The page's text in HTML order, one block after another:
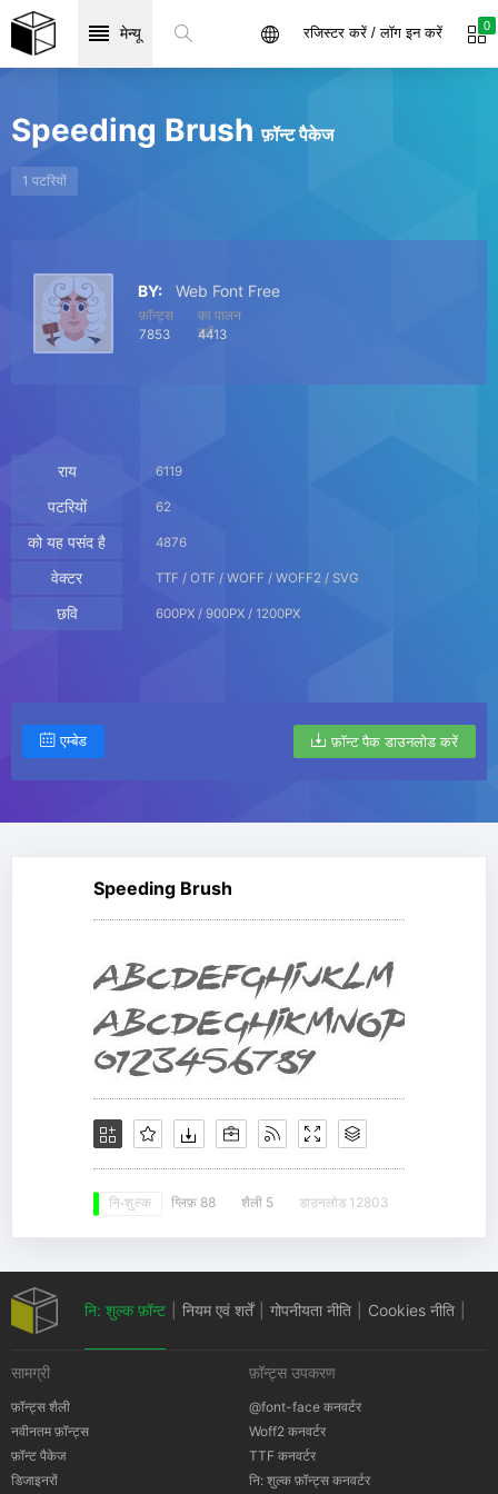
मेन्यू 0
रजिस्टर करें / लॉग इन करें
Speeding Brushफ़ॉन्ट पैकेज
1 पटरियों
BY: Web Font Free
फ़ॉन्ट्स
7853
का पालन
करें
4413
राय 6119
पटरियों 62
को यह पसंद है 4876
वेक्टर TTF / OTF / WOFF / WOFF2 / SVG
छवि 600PX / 900PX / 1200PX
एम्बेड फ़ॉन्ट पैक डाउनलोड करें
Speeding Brush
नि: शुल्क ग्लिफ़ 88 शैली 5 डाउनलोड 12803
नि: शुल्क फ़ॉन्ट नियम एवं शर्तें गोपनीयता नीति Cookies नीति
सामग्री
फ़ॉन्ट्स शैली
नवीनतम फ़ॉन्ट्स
फ़ॉन्ट पैकेज
डिजाइनरों
फ़ॉन्ट्स उपकरण
@font-face कनवर्टर
Woff2 कनवर्टर
TTF कनवर्टर
नि: शुल्क फ़ॉन्ट्स कनवर्टर